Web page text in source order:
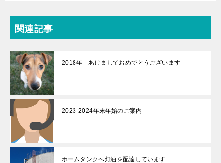
関連記事
2018年 あけましておめでとうございます
2023-2024年末年始のご案内
ホームタンクへ灯油を配達しています